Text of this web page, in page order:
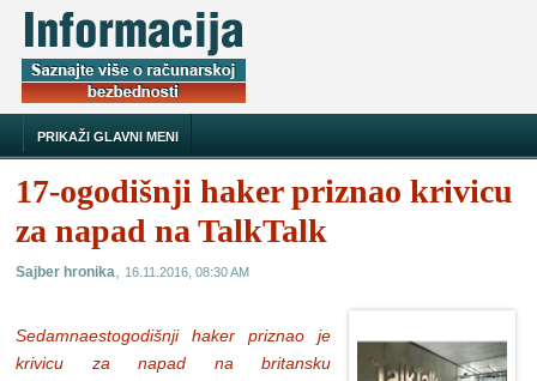
PRIKAŽI GLAVNI MENI
17-ogodišnji haker priznao krivicu
za napad na TalkTalk
Sajber hronika, 16.11.2016, 08:30 AM
Sedamnaestogodišnji haker priznao je
krivicu za napad na britansku